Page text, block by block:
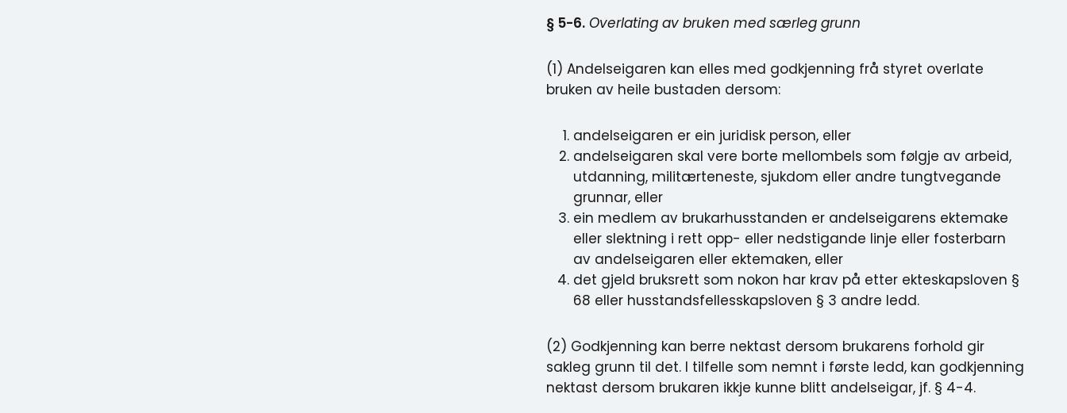
§ 5-6. Overlating av bruken med særleg grunn
(1) Andelseigaren kan elles med godkjenning frå styret overlate
bruken av heile bustaden dersom:
andelseigaren er ein juridisk person, eller
andelseigaren skal vere borte mellombels som følgje av arbeid,
utdanning, militærteneste, sjukdom eller andre tungtvegande
grunnar, eller
ein medlem av brukarhusstanden er andelseigarens ektemake
eller slektning i rett opp- eller nedstigande linje eller fosterbarn
av andelseigaren eller ektemaken, eller
det gjeld bruksrett som nokon har krav på etter ekteskapsloven §
68 eller husstandsfellesskapsloven § 3 andre ledd.
(2) Godkjenning kan berre nektast dersom brukarens forhold gir
sakleg grunn til det. I tilfelle som nemnt i første ledd, kan godkjenning
nektast dersom brukaren ikkje kunne blitt andelseigar, jf. § 4-4.